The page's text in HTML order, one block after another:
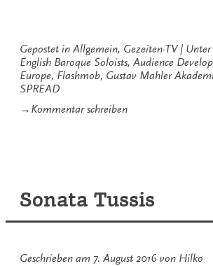
Gepostet in Allgemein, Gezeiten-TV
English Baroque Soloists, Audience
Europe, Flashmob, Gustav Mahler
SPREAD
→ Kommentar schreibenzu
Sonata Tussis
Geschrieben am 7. August 2016 von Hilko